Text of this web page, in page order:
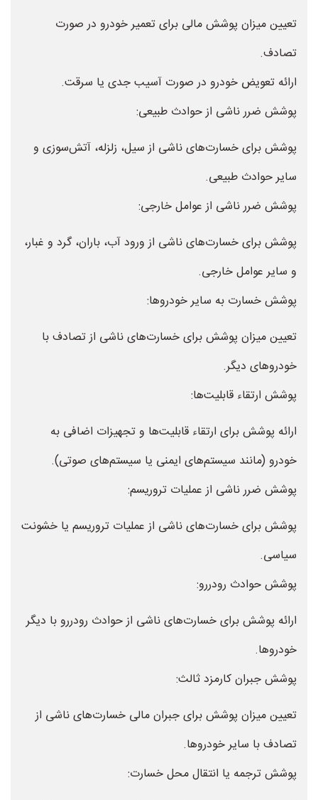
تعیین میزان پوشش مالی برای تعمیر خودرو در صورت
تصادف.
ارائه تعویض خودرو در صورت آسیب جدی یا سرقت.
پوشش ضرر ناشی از حوادث طبیعی:
پوشش برای خسارت‌های ناشی از سیل، زلزله، آتش‌سوزی و
سایر حوادث طبیعی.
پوشش ضرر ناشی از عوامل خارجی:
پوشش برای خسارت‌های ناشی از ورود آب، باران، گرد و غبار،
و سایر عوامل خارجی.
پوشش خسارت به سایر خودروها:
تعیین میزان پوشش برای خسارت‌های ناشی از تصادف با
خودروهای دیگر.
پوشش ارتقاء قابلیت‌ها:
ارائه پوشش برای ارتقاء قابلیت‌ها و تجهیزات اضافی به
خودرو (مانند سیستم‌های ایمنی یا سیستم‌های صوتی).
پوشش ضرر ناشی از عملیات تروریسم:
پوشش برای خسارت‌های ناشی از عملیات تروریسم یا خشونت
سیاسی.
پوشش حوادث رودررو:
ارائه پوشش برای خسارت‌های ناشی از حوادث رودررو با دیگر
خودروها.
پوشش جبران کارمزد ثالث:
تعیین میزان پوشش برای جبران مالی خسارت‌های ناشی از
تصادف با سایر خودروها.
پوشش ترجمه یا انتقال محل خسارت: